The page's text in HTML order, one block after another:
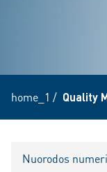
home_1 / Quality
Nuorodos